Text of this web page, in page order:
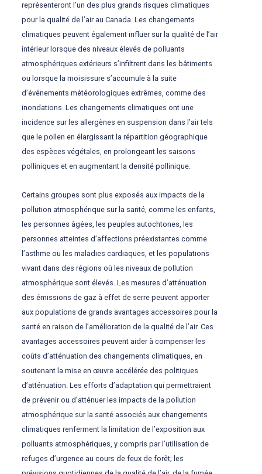
représenteront l’un des plus grands risques climatiques
pour la qualité de l’air au Canada. Les changements
climatiques peuvent également influer sur la qualité de l’air
intérieur lorsque des niveaux élevés de polluants
atmosphériques extérieurs s’infiltrent dans les bâtiments
ou lorsque la moisissure s’accumule à la suite
d’événements météorologiques extrêmes, comme des
inondations. Les changements climatiques ont une
incidence sur les allergènes en suspension dans l’air tels
que le pollen en élargissant la répartition géographique
des espèces végétales, en prolongeant les saisons
polliniques et en augmentant la densité pollinique.
Certains groupes sont plus exposés aux impacts de la
pollution atmosphérique sur la santé, comme les enfants,
les personnes âgées, les peuples autochtones, les
personnes atteintes d’affections préexistantes comme
l’asthme ou les maladies cardiaques, et les populations
vivant dans des régions où les niveaux de pollution
atmosphérique sont élevés. Les mesures d’atténuation
des émissions de gaz à effet de serre peuvent apporter
aux populations de grands avantages accessoires pour la
santé en raison de l’amélioration de la qualité de l’air. Ces
avantages accessoires peuvent aider à compenser les
coûts d’atténuation des changements climatiques, en
soutenant la mise en œuvre accélérée des politiques
d’atténuation. Les efforts d’adaptation qui permettraient
de prévenir ou d’atténuer les impacts de la pollution
atmosphérique sur la santé associés aux changements
climatiques renferment la limitation de l’exposition aux
polluants atmosphériques, y compris par l’utilisation de
refuges d’urgence au cours de feux de forêt; les